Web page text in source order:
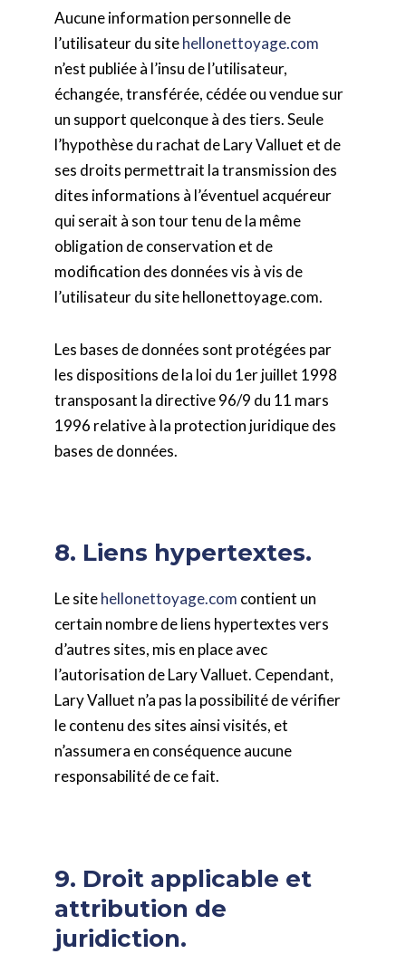
Aucune information personnelle de
l’utilisateur du sitehellonettoyage.com
n’est publiée à l’insu de l’utilisateur,
échangée, transférée, cédée ou vendue sur
un support quelconque à des tiers. Seule
l’hypothèse du rachat de Lary Valluet et de
ses droits permettrait la transmission des
dites informations à l’éventuel acquéreur
qui serait à son tour tenu de la même
obligation de conservation et de
modification des données vis à vis de
l’utilisateur du site hellonettoyage.com.
Les bases de données sont protégées par
les dispositions de la loi du 1er juillet 1998
transposant la directive 96/9 du 11 mars
1996 relative à la protection juridique des
bases de données.
8. Liens hypertextes.
Le sitehellonettoyage.com contient un
certain nombre de liens hypertextes vers
d’autres sites, mis en place avec
l’autorisation de Lary Valluet. Cependant,
Lary Valluet n’a pas la possibilité de vérifier
le contenu des sites ainsi visités, et
n’assumera en conséquence aucune
responsabilité de ce fait.
9. Droit applicable et
attribution de
juridiction.